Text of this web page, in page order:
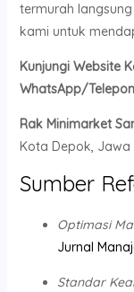
termurah
kami untuk
Kunjungi Website
WhatsApp/
Rak Minimarket
Kota Depok, Jawa
Sumber
Optimasi
Jurnal
Standar